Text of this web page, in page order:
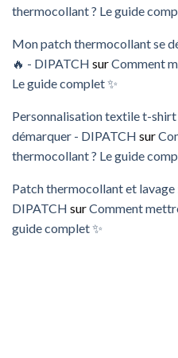
thermocollant ? Le guide
Mon patch thermocollant se
🔥 - DIPATCH surComment
Le guide complet ✨
Personnalisation textile t-shirt
démarquer - DIPATCH sur
thermocollant ? Le guide
Patch thermocollant et
DIPATCH surComment
guide complet ✨